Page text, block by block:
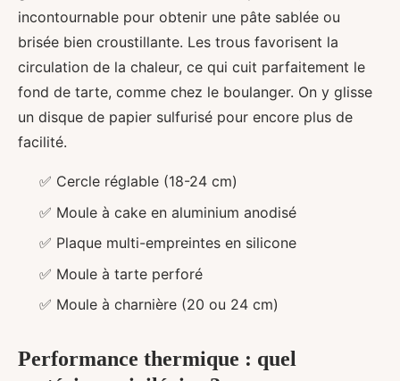
incontournable pour obtenir une pâte sablée ou
brisée bien croustillante. Les trous favorisent la
circulation de la chaleur, ce qui cuit parfaitement le
fond de tarte, comme chez le boulanger. On y glisse
un disque de papier sulfurisé pour encore plus de
facilité.
✅ Cercle réglable (18-24 cm)
✅ Moule à cake en aluminium anodisé
✅ Plaque multi-empreintes en silicone
✅ Moule à tarte perforé
✅ Moule à charnière (20 ou 24 cm)
Performance thermique : quel